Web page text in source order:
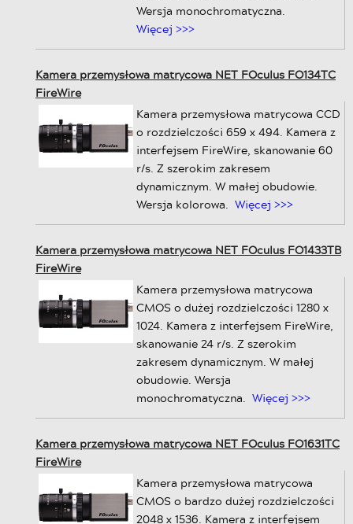
Wersja monochromatyczna.
Więcej >>>
Kamera przemysłowa matrycowa NET FOculus FO134TC
FireWire
Kamera przemysłowa matrycowa CCD
o rozdzielczości 659 x 494. Kamera z
interfejsem FireWire, skanowanie 60
r/s. Z szerokim zakresem
dynamicznym. W małej obudowie.
Wersja kolorowa. Więcej >>>
Kamera przemysłowa matrycowa NET FOculus FO1433TB
FireWire
Kamera przemysłowa matrycowa
CMOS o dużej rozdzielczości 1280 x
1024. Kamera z interfejsem FireWire,
skanowanie 24 r/s. Z szerokim
zakresem dynamicznym. W małej
obudowie. Wersja
monochromatyczna. Więcej >>>
Kamera przemysłowa matrycowa NET FOculus FO1631TC
FireWire
Kamera przemysłowa matrycowa
CMOS o bardzo dużej rozdzielczości
2048 x 1536. Kamera z interfejsem